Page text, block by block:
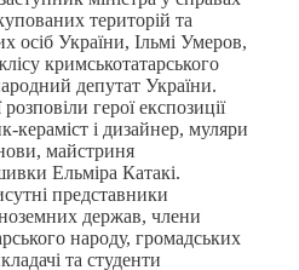
територій та
осіб України, Ільмі Умеров,
кримськотатарського
депутат України.
герої експозиції
кераміст і дизайнер, муляри
майстриня
Ельміра Катакі.
представники
держав, члени
народу, громадських
та студенти